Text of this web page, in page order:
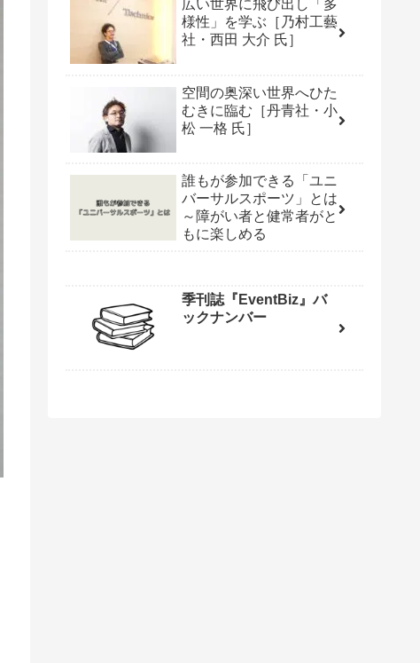
広い世界に飛び出し「多
様性」を学ぶ［乃村工藝
社・西田 大介 氏］
空間の奥深い世界へひた
むきに臨む［丹青社・小
松 一格 氏］
誰もが参加できる「ユニ
バーサルスポーツ」とは
～障がい者と健常者がと
もに楽しめる
季刊誌『EventBiz』バ
ックナンバー